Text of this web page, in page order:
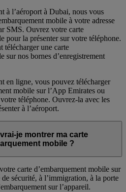
à l’aéroport à Dubai, nous vous
mobile à votre adresse
SMS. Ouvrez votre carte
pour la présenter sur votre téléphone.
télécharger une carte
sur nos bornes d’enregistrement
en ligne, vous pouvez télécharger
mobile sur l’App Emirates ou
téléphone. Ouvrez-la avec les
à l’aéroport.
je montrer ma carte
mobile ?
carte d’embarquement mobile sur
sécurité, à l’immigration, à la porte
sur l’appareil.